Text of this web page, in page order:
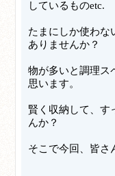
しているものetc.
たまにしか使わな
ありませんか？
物が多いと調理ス
思います。
賢く収納して、す
んか？
そこで今回、皆さ